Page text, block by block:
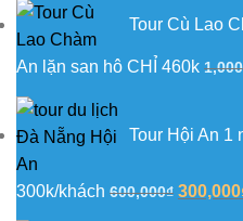
Tour Cù Lao
An lặn san hô CHỈ 460k
Tour Hội An 1
300k/khách 600,000₫ Giá
300,000